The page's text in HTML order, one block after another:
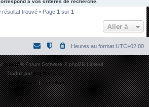
c
e
r
résultat trouvé • Page 1 sur 1
Aller à
Heures au format UTC+02:00
phpBB® Forum Software © phpBB Limited
Traduit parphpBB-fr.com
Confidentialité|Conditions